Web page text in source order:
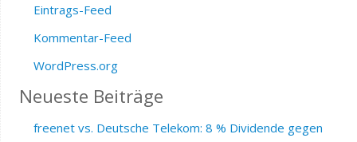
Eintrags-Feed
Kommentar-Feed
WordPress.org
Neueste Beiträge
freenet vs. Deutsche Telekom: 8 % Dividende gegen